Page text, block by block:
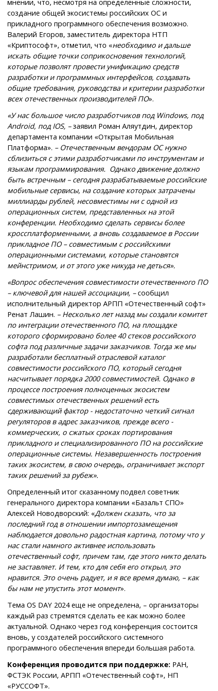
создание общей экосистемы российских ОС и
прикладного программного обеспечения возможно.
Валерий Егоров, заместитель директора НТП
«Криптософт», отметил, что «необходимо и дальше
искать общие точки соприкосновения технологий,
которые позволят провести унификацию средств
разработки и программных интерфейсов, создавать
общие требования, руководства и критерии разработки
всех отечественных производителей ПО».
«У нас большое число разработчиков под Windows, под
Android, под IOS, –заявил Роман Аляутдин, директор
департамента компании «Открытая Мобильная
Платформа». – Отечественным вендорам ОС нужно
сблизиться с этими разработчиками по инструментам и
языкам программирования. Однако движение должно
быть встречным – сегодня разрабатываемые российские
мобильные сервисы, на создание которых затрачены
миллиарды рублей, несовместимы ни с одной из
операционных систем, представленных на этой
конференции. Необходимо сделать сервисы более
кроссплатформенными, а вновь создаваемое в России
прикладное ПО – совместимым с российскими
операционными системами, которые становятся
мейнстримом, и от этого уже никуда не деться».
«Вопрос обеспечения совместимости отечественного ПО
– ключевой для нашей ассоциации, –сообщил
исполнительный директор АРПП «Отечественный софт»
Ренат Лашин. – Несколько лет назад мы создали комитет
по интеграции отечественного ПО, на площадке
которого сформировано более 40 стеков российского
софта под различные задачи заказчиков. Тогда же мы
разработали бесплатный отраслевой каталог
совместимости российского ПО, который сегодня
насчитывает порядка 2000 совместимостей. Однако в
процессе построения полноценных экосистем
совместимых отечественных решений есть
сдерживающий фактор - недостаточно четкий сигнал
регуляторов в адрес заказчиков, прежде всего -
коммерческих, о сжатых сроках портирования
прикладного и специализированного ПО на российские
операционные системы. Незавершенность построения
таких экосистем, в свою очередь, ограничивает экспорт
таких решений за рубеж».
Определенный итог сказанному подвел советник
генерального директора компании «Базальт СПО»
Алексей Новодворский: «Должен сказать, что за
последний год в отношении импортозамещения
наблюдается довольно радостная картина, потому что у
нас стали намного активнее использовать
отечественный софт, причем там, где этого никто делать
не заставляет. И тем, кто для себя его открыл, это
нравится. Это очень радует, и я все время думаю, – как
бы нам не упустить этот момент».
Тема OS DAY 2024 еще не определена, – организаторы
каждый раз стремятся сделать ее как можно более
актуальной. Однако через год конференция состоится
вновь, у создателей российского системного
программного обеспечения впереди большая работа.
Конференция проводится при поддержке: РАН,
ФСТЭК России, АРПП «Отечественный софт», НП
«РУССОФТ».